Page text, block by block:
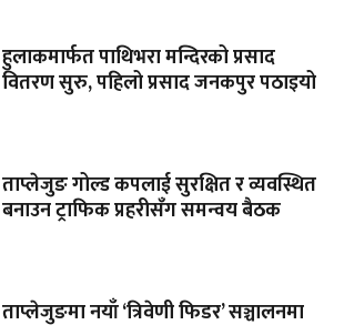
हुलाकमार्फत पाथिभरा मन्दिरको प्रसाद
वितरण सुरु, पहिलो प्रसाद जनकपुर पठाइयो
ताप्लेजुङ गोल्ड कपलाई सुरक्षित र व्यवस्थित
बनाउन ट्राफिक प्रहरीसँग समन्वय बैठक
ताप्लेजुङमा नयाँ ‘त्रिवेणी फिडर’ सञ्चालनमा